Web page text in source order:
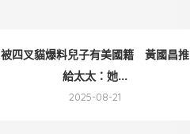
被四叉貓爆料兒子有美國籍 黃國昌推
給太太：她...
2025-08-21